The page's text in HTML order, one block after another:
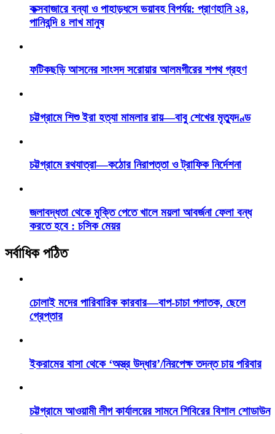
কক্সবাজারে বন্যা ও পাহাড়ধসে ভয়াবহ বিপর্যয়: প্রাণহানি ২৪,
পানিবন্দি ৪ লাখ মানুষ
ফটিকছড়ি আসনের সাংসদ সরোয়ার আলমগীরের শপথ গ্রহণ
চট্টগ্রামে শিশু ইরা হত্যা মামলার রায়—বাবু শেখের মৃত্যুদণ্ড
চট্টগ্রামে রথযাত্রা—কঠোর নিরাপত্তা ও ট্রাফিক নির্দেশনা
জলাবদ্ধতা থেকে মুক্তি পেতে খালে ময়লা আবর্জনা ফেলা বন্ধ
করতে হবে : চসিক মেয়র
সর্বাধিক পঠিত
চোলাই মদের পারিবারিক কারবার—বাপ-চাচা পলাতক, ছেলে
গ্রেপ্তার
ইকরামের বাসা থেকে ‘অস্ত্র উদ্ধার’/নিরপেক্ষ তদন্ত চায় পরিবার
চট্টগ্রামে আওয়ামী লীগ কার্যালয়ের সামনে শিবিরের বিশাল শোডাউন